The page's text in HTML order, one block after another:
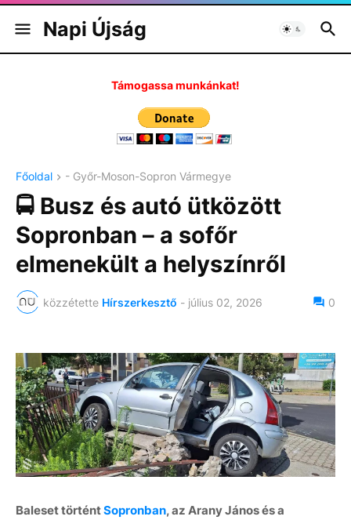
Napi Újság
Támogassa munkánkat!
Főoldal - Győr-Moson-Sopron Vármegye
🚍 Busz és autó ütközött
Sopronban – a sofőr
elmenekült a helyszínről
közzétette Hírszerkesztő - július 02, 2026 0
Baleset történtSopronban, az Arany János és a